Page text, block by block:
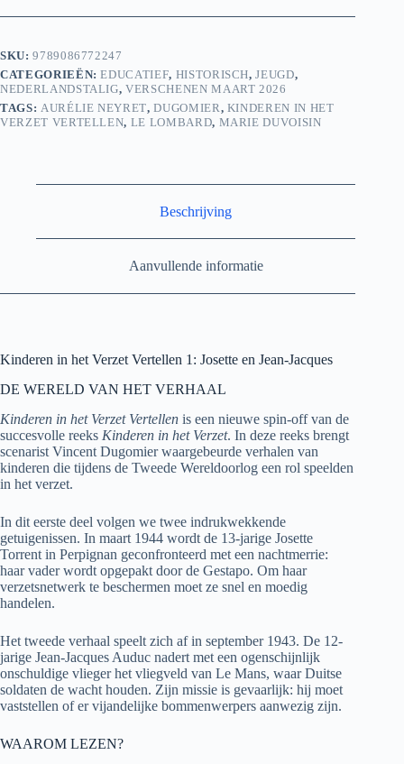
vertellen
en
Jean-
Jacques
aantal
SKU:9789086772247
CATEGORIEËN:EDUCATIEF, HISTORISCH,JEUGD,
NEDERLANDSTALIG,VERSCHENEN MAART 2026
TAGS: AURÉLIE NEYRET,DUGOMIER, KINDEREN IN HET
VERZET VERTELLEN, LE LOMBARD, MARIE DUVOISIN
Beschrijving
Aanvullende informatie
Kinderen in het Verzet Vertellen 1: Josette en Jean-Jacques
DE WERELD VAN HET VERHAAL
Kinderen in het Verzet Vertellen is een nieuwe spin-off van de
succesvolle reeks Kinderen in het Verzet. In deze reeks brengt
scenarist Vincent Dugomier waargebeurde verhalen van
kinderen die tijdens de Tweede Wereldoorlog een rol speelden
in het verzet.
In dit eerste deel volgen we twee indrukwekkende
getuigenissen. In maart 1944 wordt de 13-jarige Josette
Torrent in Perpignan geconfronteerd met een nachtmerrie:
haar vader wordt opgepakt door de Gestapo. Om haar
verzetsnetwerk te beschermen moet ze snel en moedig
handelen.
Het tweede verhaal speelt zich af in september 1943. De 12-
jarige Jean-Jacques Auduc nadert met een ogenschijnlijk
onschuldige vlieger het vliegveld van Le Mans, waar Duitse
soldaten de wacht houden. Zijn missie is gevaarlijk: hij moet
vaststellen of er vijandelijke bommenwerpers aanwezig zijn.
WAAROM LEZEN?